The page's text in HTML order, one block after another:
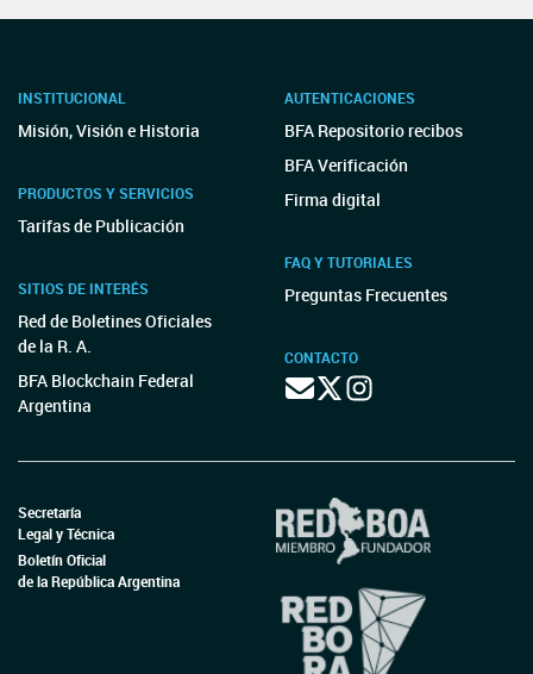
INSTITUCIONAL
Misión, Visión e Historia
PRODUCTOS Y SERVICIOS
Tarifas de Publicación
SITIOS DE INTERÉS
Red de Boletines Oficiales
de la R. A.
BFA Blockchain Federal
Argentina
AUTENTICACIONES
BFA Repositorio recibos
BFA Verificación
Firma digital
FAQ Y TUTORIALES
Preguntas Frecuentes
CONTACTO
Secretaría
Legal y Técnica
Boletín Oficial
de la República Argentina